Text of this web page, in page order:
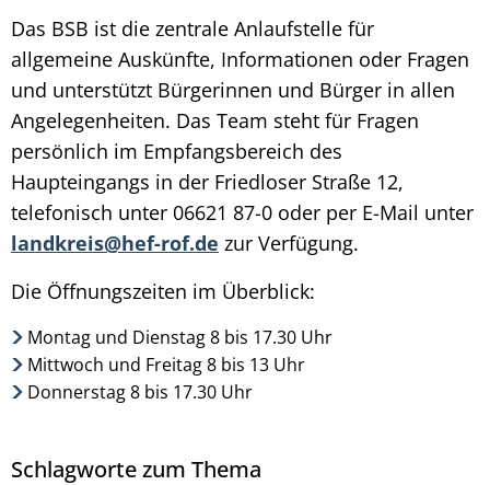
Das BSB ist die zentrale Anlaufstelle für
allgemeine Auskünfte, Informationen oder Fragen
und unterstützt Bürgerinnen und Bürger in allen
Angelegenheiten. Das Team steht für Fragen
persönlich im Empfangsbereich des
Haupteingangs in der Friedloser Straße 12,
telefonisch unter 06621 87-0 oder per E-Mail unter
landkreis@hef-rof.de zur Verfügung.
Die Öffnungszeiten im Überblick:
Montag und Dienstag 8 bis 17.30 Uhr
Mittwoch und Freitag 8 bis 13 Uhr
Donnerstag 8 bis 17.30 Uhr
Schlagworte zum Thema